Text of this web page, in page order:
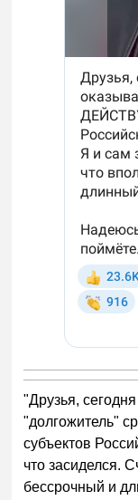
"Друзья,
"долгожитель"
субъектов
что засиделся.
бессрочный и